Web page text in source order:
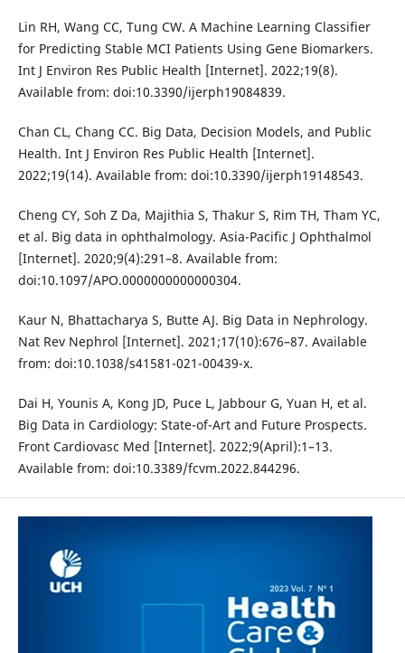
Lin RH, Wang CC, Tung CW. A Machine Learning Classifier
for Predicting Stable MCI Patients Using Gene Biomarkers.
Int J Environ Res Public Health [Internet]. 2022;19(8).
Available from: doi:10.3390/ijerph19084839.
Chan CL, Chang CC. Big Data, Decision Models, and Public
Health. Int J Environ Res Public Health [Internet].
2022;19(14). Available from: doi:10.3390/ijerph19148543.
Cheng CY, Soh Z Da, Majithia S, Thakur S, Rim TH, Tham YC,
et al. Big data in ophthalmology. Asia-Pacific J Ophthalmol
[Internet]. 2020;9(4):291–8. Available from:
doi:10.1097/APO.0000000000000304.
Kaur N, Bhattacharya S, Butte AJ. Big Data in Nephrology.
Nat Rev Nephrol [Internet]. 2021;17(10):676–87. Available
from: doi:10.1038/s41581-021-00439-x.
Dai H, Younis A, Kong JD, Puce L, Jabbour G, Yuan H, et al.
Big Data in Cardiology: State-of-Art and Future Prospects.
Front Cardiovasc Med [Internet]. 2022;9(April):1–13.
Available from: doi:10.3389/fcvm.2022.844296.